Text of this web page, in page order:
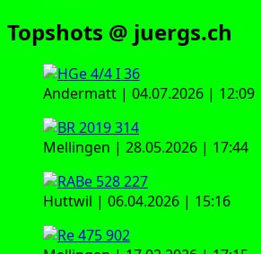
Topshots @ juergs.ch
Andermatt | 04.07.2026 | 12:09
Mellingen | 28.05.2026 | 17:44
Huttwil | 06.04.2026 | 15:16